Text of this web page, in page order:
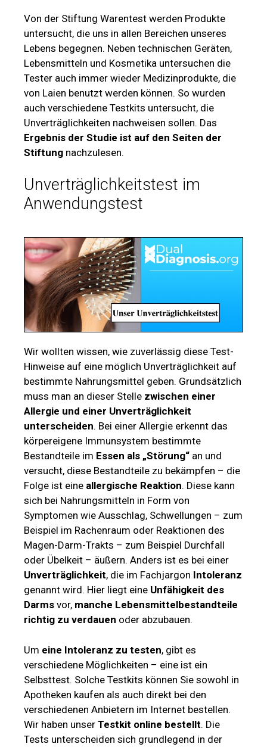
Von der Stiftung Warentest werden Produkte
untersucht, die uns in allen Bereichen unseres
Lebens begegnen. Neben technischen Geräten,
Lebensmitteln und Kosmetika untersuchen die
Tester auch immer wieder Medizinprodukte, die
von Laien benutzt werden können. So wurden
auch verschiedene Testkits untersucht, die
Unverträglichkeiten nachweisen sollen. Das
Ergebnis der Studie ist auf den Seiten der
Stiftung nachzulesen.
Unverträglichkeitstest im
Anwendungstest
Wir wollten wissen, wie zuverlässig diese Test-
Hinweise auf eine möglich Unverträglichkeit auf
bestimmte Nahrungsmittel geben. Grundsätzlich
muss man an dieser Stelle zwischen einer
Allergie und einer Unverträglichkeit
unterscheiden. Bei einer Allergie erkennt das
körpereigene Immunsystem bestimmte
Bestandteile im Essen als „Störung“ an und
versucht, diese Bestandteile zu bekämpfen – die
Folge ist eine allergische Reaktion. Diese kann
sich bei Nahrungsmitteln in Form von
Symptomen wie Ausschlag, Schwellungen – zum
Beispiel im Rachenraum oder Reaktionen des
Magen-Darm-Trakts – zum Beispiel Durchfall
oder Übelkeit – äußern. Anders ist es bei einer
Unverträglichkeit, die im Fachjargon Intoleranz
genannt wird. Hier liegt eine Unfähigkeit des
Darms vor, manche Lebensmittelbestandteile
richtig zu verdauen oder abzubauen.
Um eine Intoleranz zu testen, gibt es
verschiedene Möglichkeiten – eine ist ein
Selbsttest. Solche Testkits können Sie sowohl in
Apotheken kaufen als auch direkt bei den
verschiedenen Anbietern im Internet bestellen.
Wir haben unser Testkit online bestellt. Die
Tests unterscheiden sich grundlegend in der